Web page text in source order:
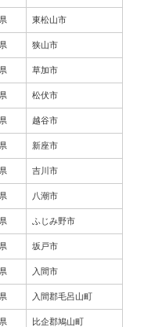
東松山市
狭山市
草加市
松伏市
越谷市
新座市
吉川市
八潮市
ふじみ野市
坂戸市
入間市
入間郡毛呂山町
比企郡鳩山町